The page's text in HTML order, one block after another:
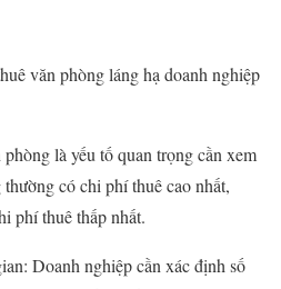
văn phòng láng hạ doanh nghiệp
là yếu tố quan trọng cần xem
có chi phí thuê cao nhất,
phí thuê thấp nhất.
Doanh nghiệp cần xác định số